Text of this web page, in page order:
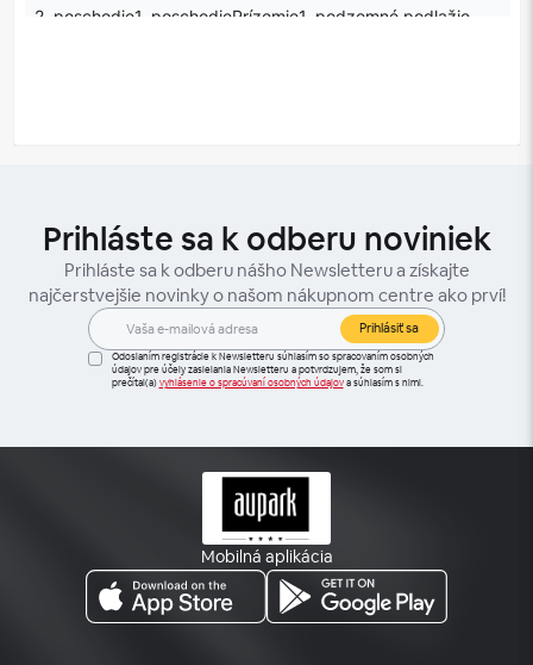
Prihláste sa k odberu noviniek
Prihláste sa k odberu nášho Newsletteru a získajte
najčerstvejšie novinky o našom nákupnom centre ako prví!
Prihlásiť sa
Odoslaním registrácie k Newsletteru súhlasím so spracovaním osobných
údajov pre účely zasielania Newsletteru a potvrdzujem, že som si
prečítal(a) vyhlásenie o spracúvaní osobných údajova súhlasím s nimi.
Mobilná aplikácia